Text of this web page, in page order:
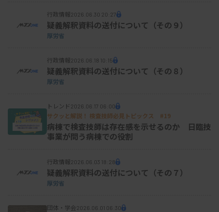
行政情報2026.06.30 20:27
疑義解釈資料の送付について（その９）
厚労省
行政情報2026.06.18 10:15
疑義解釈資料の送付について（その８）
厚労省
トレンド 2026.06.17 06:00
サクッと解説！ 検査技師必見トピックス #19
病棟で検査技師は存在感を示せるのか 日臨技
事業が問う病棟での役割
行政情報2026.06.03 18:28
疑義解釈資料の送付について（その７）
厚労省
団体・学会2026.06.01 06:30